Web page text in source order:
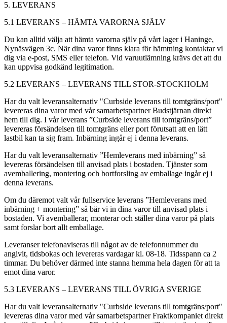
5. LEVERANS
5.1 LEVERANS – HÄMTA VARORNA SJÄLV
Du kan alltid välja att hämta varorna själv på vårt lager i Haninge,
Nynäsvägen 3c. När dina varor finns klara för hämtning kontaktar vi
dig via e-post, SMS eller telefon. Vid varuutlämning krävs det att du
kan uppvisa godkänd legitimation.
5.2 LEVERANS – LEVERANS TILL STOR-STOCKHOLM
Har du valt leveransalternativ "Curbside leverans till tomtgräns/port"
levereras dina varor med vår samarbetspartner Budstjärnan direkt
hem till dig. I vår leverans ”Curbside leverans till tomtgräns/port”
levereras försändelsen till tomtgräns eller port förutsatt att en lätt
lastbil kan ta sig fram. Inbärning ingår ej i denna leverans.
Har du valt leveransalternativ ”Hemleverans med inbärning” så
levereras försändelsen till anvisad plats i bostaden. Tjänster som
avemballering, montering och bortforsling av emballage ingår ej i
denna leverans.
Om du däremot valt vår fullservice leverans ”Hemleverans med
inbärning + montering” så bär vi in dina varor till anvisad plats i
bostaden. Vi avemballerar, monterar och ställer dina varor på plats
samt forslar bort allt emballage.
Leveranser telefonaviseras till något av de telefonnummer du
angivit, tidsbokas och levereras vardagar kl. 08-18. Tidsspann ca 2
timmar. Du behöver därmed inte stanna hemma hela dagen för att ta
emot dina varor.
5.3 LEVERANS – LEVERANS TILL ÖVRIGA SVERIGE
Har du valt leveransalternativ "Curbside leverans till tomtgräns/port"
levereras dina varor med vår samarbetspartner Fraktkompaniet direkt